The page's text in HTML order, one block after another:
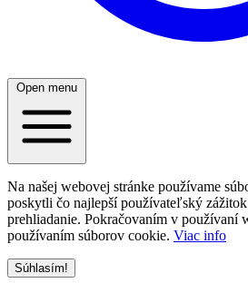
Open menu
Na našej webovej stránke používame
poskytli čo najlepší používateľský zážitok
prehliadanie. Pokračovaním v používaní
používaním súborov cookie. Viac info
Súhlasím!